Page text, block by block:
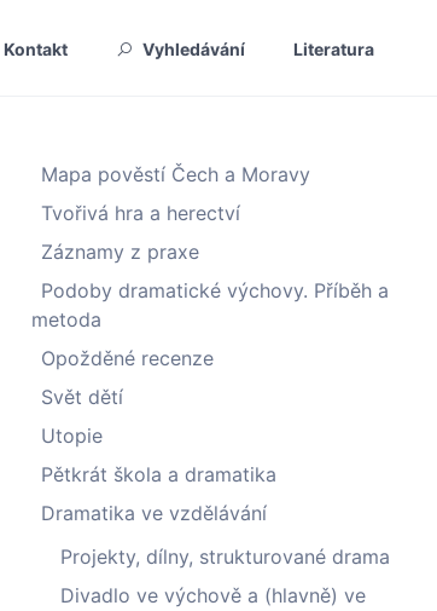
Kontakt Vyhledávání Literatura
Mapa pověstí Čech a Moravy
Tvořivá hra a herectví
Záznamy z praxe
Podoby dramatické výchovy. Příběh a
metoda
Opožděné recenze
Svět dětí
Utopie
Pětkrát škola a dramatika
Dramatika ve vzdělávání
Projekty, dílny, strukturované drama
Divadlo ve výchově a (hlavně) ve